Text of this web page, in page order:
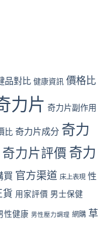
品對比 健康資訊 價格比
力片 奇力片副作用
比 奇力片成分 奇力
奇力片評價 奇力
買 官方渠道 床上表現 性
貨 用家評價 男士保健
性健康 男性壓力調理 網購 草